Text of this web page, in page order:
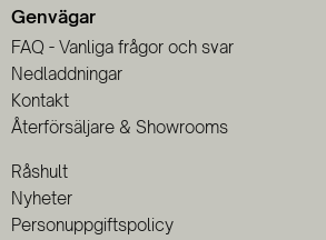
Genvägar
FAQ - Vanliga frågor och svar
Nedladdningar
Kontakt
Återförsäljare & Showrooms
Råshult
Nyheter
Personuppgiftspolicy